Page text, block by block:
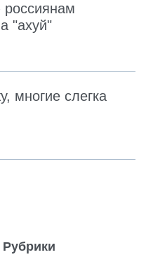
"ахуй"
многие слегка
Рубрики